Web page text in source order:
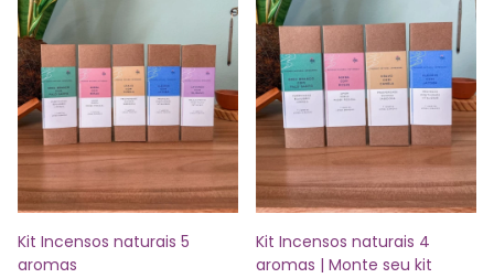
Kit Incensos naturais 5
aromas
Kit Incensos naturais 4
aromas | Monte seu kit